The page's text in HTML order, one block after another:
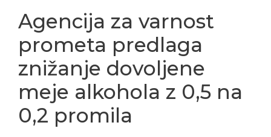
Agencija za varnost
prometa predlaga
znižanje dovoljene
meje alkohola z 0,5 na
0,2 promila